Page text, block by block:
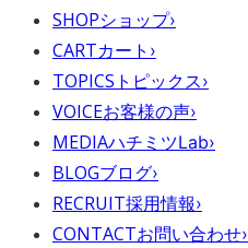
SHOPショップ›
CARTカート ›
TOPICS トピックス›
VOICEお客様の声›
MEDIAハチミツLab›
BLOGブログ›
RECRUIT採用情報›
CONTACTお問い合わせ›